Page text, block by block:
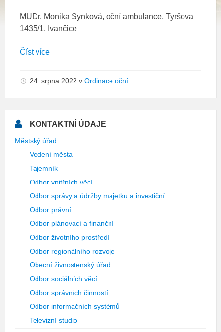
MUDr. Monika Synková, oční ambulance, Tyršova
1435/1, Ivančice
Číst více
24. srpna 2022 v Ordinace oční
KONTAKTNÍ ÚDAJE
Městský úřad
Vedení města
Tajemník
Odbor vnitřních věcí
Odbor správy a údržby majetku a investiční
Odbor právní
Odbor plánovací a finanční
Odbor životního prostředí
Odbor regionálního rozvoje
Obecní živnostenský úřad
Odbor sociálních věcí
Odbor správních činností
Odbor informačních systémů
Televizní studio